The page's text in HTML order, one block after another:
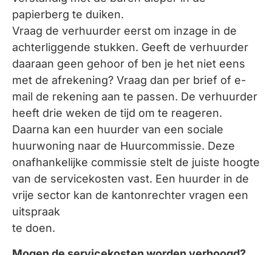
papierberg te duiken.
Vraag de verhuurder eerst om inzage in de
achterliggende stukken. Geeft de verhuurder
daaraan geen gehoor of ben je het niet eens
met de afrekening? Vraag dan per brief of e-
mail de rekening aan te passen. De verhuurder
heeft drie weken de tijd om te reageren.
Daarna kan een huurder van een sociale
huurwoning naar de Huurcommissie. Deze
onafhankelijke commissie stelt de juiste hoogte
van de servicekosten vast. Een huurder in de
vrije sector kan de kantonrechter vragen een
uitspraak
te doen.